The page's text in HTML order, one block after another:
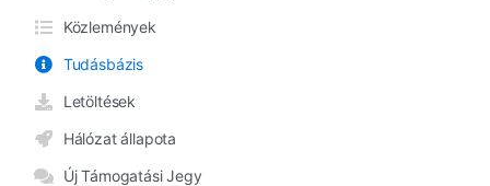
Közlemények
Tudásbázis
Letöltések
Hálózat állapota
Új Támogatási Jegy